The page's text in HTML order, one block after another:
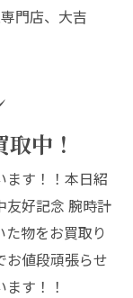
門店、大吉
中！
ます！！本日紹
友好記念 腕時計
物をお買取り
お値段頑張らせ
す！！